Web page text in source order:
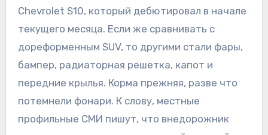
Chevrolet S10, который дебютировал в начале
текущего месяца. Если же сравнивать с
дореформенным SUV, то другими стали фары,
бампер, радиаторная решетка, капот и
передние крылья. Корма прежняя, разве что
потемнели фонари. К слову, местные
профильные СМИ пишут, что внедорожник